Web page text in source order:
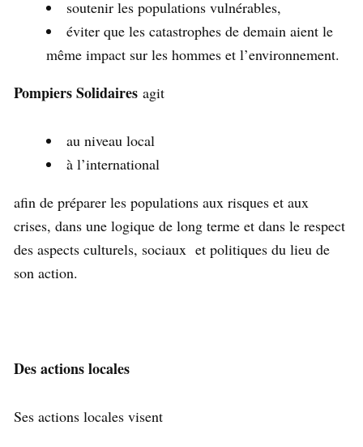
soutenir les populations vulnérables,
éviter que les catastrophes de demain aient le
même impact sur les hommes et l’environnement.
Pompiers Solidaires agit
au niveau local
à l’international
afin de préparer les populations aux risques et aux
crises, dans une logique de long terme et dans le respect
des aspects culturels, sociaux et politiques du lieu de
son action.
Des actions locales
Ses actions locales visent